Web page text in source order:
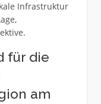
Infrastruktur
für die
am